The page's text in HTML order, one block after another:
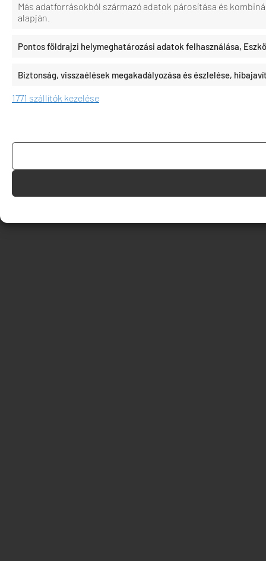
Más adatforrásokból származó adatok párosítása és
alapján.
Pontos földrajzi helymeghatározási adatok felhasználása,
Biztonság, visszaélések megakadályozása és észlelése,
1771 szállítók kezelése